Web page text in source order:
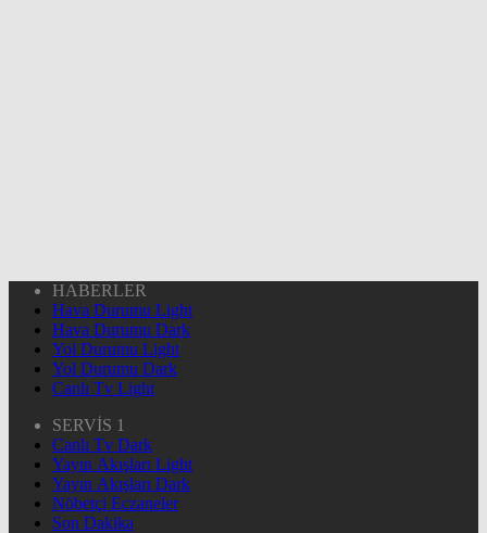
HABERLER
Hava Durumu Light
Hava Durumu Dark
Yol Durumu Light
Yol Durumu Dark
Canlı Tv Light
SERVİS 1
Canlı Tv Dark
Yayın Akışları Light
Yayın Akışları Dark
Nöbetçi Eczaneler
Son Dakika